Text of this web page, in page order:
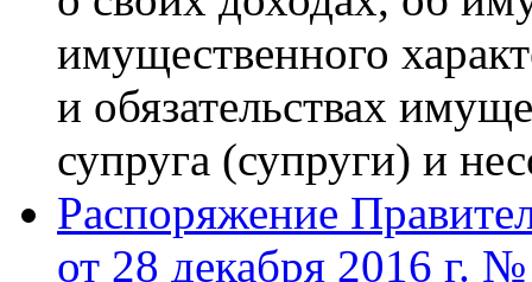
имущественного
и обязательствах
супруга (супруги) и
Распоряжение
от 28 декабря 2016 г.